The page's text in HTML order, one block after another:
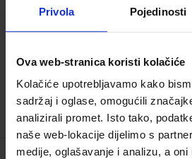
Privola Pojedinosti
Ova web-stranica koristi kolačiće
Kolačiće upotrebljavamo kako
sadržaj i oglase, omogućili
analizirali promet. Isto tako,
naše web-lokacije dijelimo s
medije, oglašavanje i analizu, a